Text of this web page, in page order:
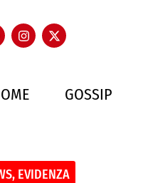
GOSSIP
, EVIDENZA